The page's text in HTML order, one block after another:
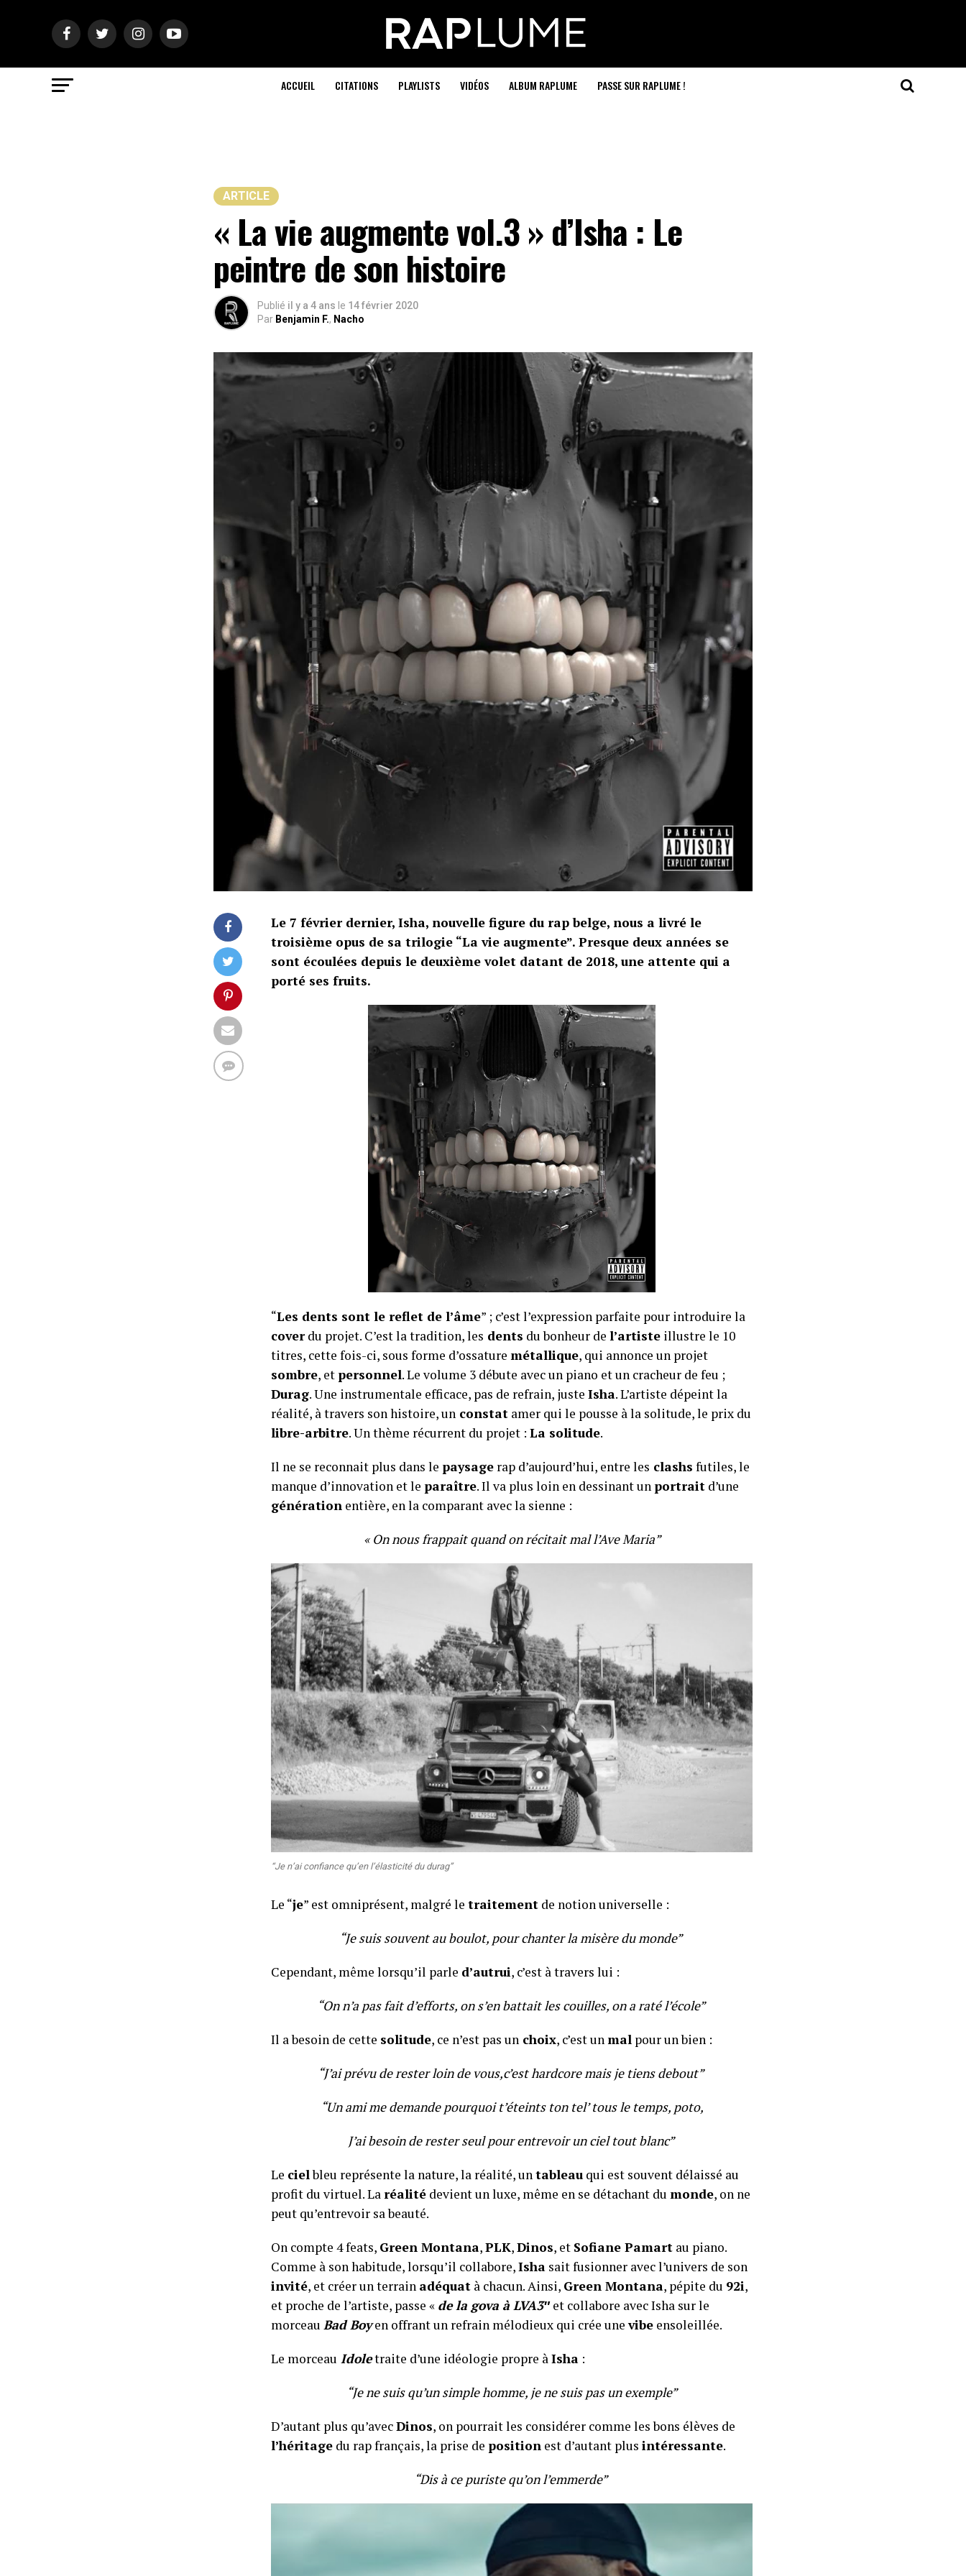
ACCUEIL CITATIONS PLAYLISTS VIDÉOS ALBUM RAPLUME PASSE SUR RAPLUME !
ARTICLE
« La vie augmente vol.3 » d’Isha : Le
peintre de son histoire
Publié il y a 4 ans le 14 février 2020
Par Benjamin F., Nacho
Le 7 février dernier, Isha, nouvelle figure du rap belge, nous a livré le
troisième opus de sa trilogie “La vie augmente”. Presque deux années se
sont écoulées depuis le deuxième volet datant de 2018, une attente qui a
porté ses fruits.
“Les dents sont le reflet de l’âme” ; c’est l’expression parfaite pour introduire la
coverdu projet. C’est la tradition, les dents du bonheur de l’artiste illustre le 10
titres, cette fois-ci, sous forme d’ossature métallique, qui annonce un projet
sombre, et personnel.Le volume 3 débute avec un piano et un cracheur de feu ;
Durag. Une instrumentale efficace, pas de refrain, juste Isha. L’artiste dépeint la
réalité, à travers son histoire, un constat amer qui le pousse à la solitude, le prix du
libre-arbitre. Un thème récurrent du projet : La solitude.
Il ne se reconnait plus dans le paysage rap d’aujourd’hui, entre les clashs futiles, le
manque d’innovation et le paraître. Il va plus loin en dessinant un portrait d’une
génération entière, en la comparant avec la sienne :
« On nous frappait quand on récitait mal l’Ave Maria”
“Je n’ai confiance qu’en l’élasticité du durag”
Le “je” est omniprésent, malgré le traitement de notion universelle :
“Je suis souvent au boulot, pour chanter la misère du monde”
Cependant, même lorsqu’il parle d’autrui, c’est à travers lui :
“On n’a pas fait d’efforts, on s’en battait les couilles, on a raté l’école”
Il a besoin de cette solitude, ce n’est pas un choix, c’est unmal pour un bien :
“J’ai prévu de rester loin de vous,c’est hardcore mais je tiens debout”
“Un ami me demande pourquoi t’éteints ton tel’ tous le temps, poto,
J’ai besoin de rester seul pour entrevoir un ciel tout blanc”
Le cielbleu représente la nature, la réalité, untableau qui est souvent délaissé au
profit du virtuel. Laréalité devient un luxe, même en se détachant du monde, on ne
peut qu’entrevoir sa beauté.
On compte 4 feats, Green Montana,PLK,Dinos, et Sofiane Pamart au piano.
Comme à son habitude, lorsqu’il collabore,Isha sait fusionner avec l’univers de son
invité, et créer un terrain adéquat à chacun. Ainsi, Green Montana, pépite du 92i,
et proche de l’artiste, passe « de la gova à LVA3″et collabore avec Isha sur le
morceau Bad Boy en offrant un refrain mélodieux qui crée unevibe ensoleillée.
Le morceau Idoletraite d’une idéologie propre àIsha :
“Je ne suis qu’un simple homme, je ne suis pas un exemple”
D’autant plus qu’avecDinos, on pourrait les considérer comme les bons élèves de
l’héritage du rap français, la prise de position est d’autant plus intéressante.
“Dis à ce puriste qu’on l’emmerde”